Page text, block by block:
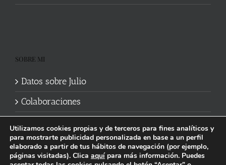
SOBRE MI
Datos sobre Julio
Colaboraciones
Utilizamos cookies propias y de terceros para fines analíticos y
para mostrarte publicidad personalizada en base a un perfil
elaborado a partir de tus hábitos de navegación (por ejemplo,
páginas visitadas). Clica aquípara más información. Puedes